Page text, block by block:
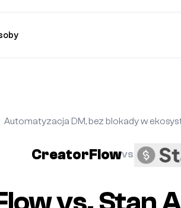
Automatyzacja DM, bez blokady w
CreatorFlowVS